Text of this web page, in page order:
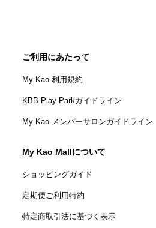
ご利用にあたって
My Kao 利用規約
KBB Play Parkガイドライン
My Kao メンバーサロンガイドライン
My Kao Mallについて
ショッピングガイド
定期便ご利用特約
特定商取引法に基づく表示